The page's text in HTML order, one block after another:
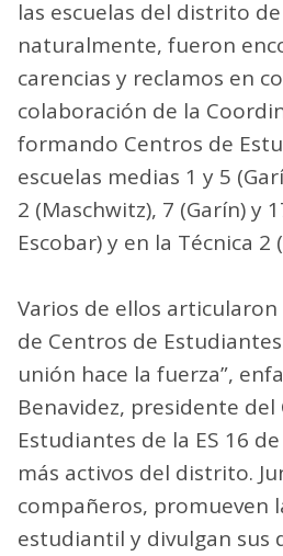
las escuelas del distrito
naturalmente, fueron
carencias y reclamos en
colaboración de la
formando Centros de
escuelas medias 1 y 5
2 (Maschwitz), 7 (Garín) y
Escobar) y en la Técnica 2
Varios de ellos
de Centros de Estudiantes
unión hace la fuerza”,
Benavidez, presidente del
Estudiantes de la ES 16
más activos del distrito.
compañeros, promueven
estudiantil y divulgan sus